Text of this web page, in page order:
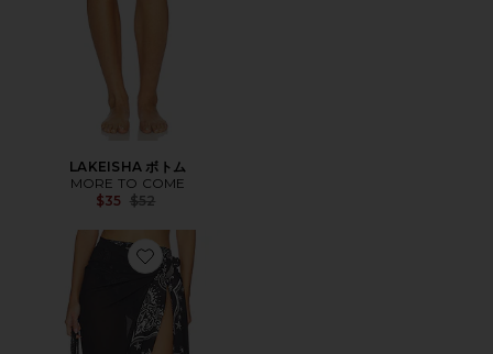
LAKEISHA ボトム
MORE TO COME
$35 Previous price:
$52
Favorite SUNNY サロン